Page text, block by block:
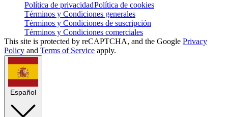
Política de privacidadPolítica de cookies
Términos y Condiciones generales
Términos y Condiciones de suscripción
Términos y Condiciones comerciales
This site is protected by reCAPTCHA, and the Google Privacy
Policy and Terms of Service apply.
Español